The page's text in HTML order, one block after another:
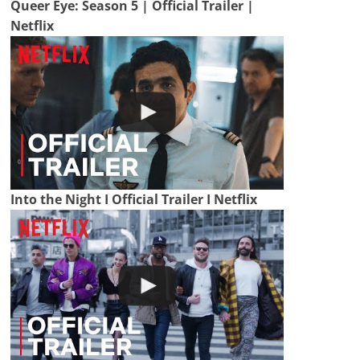
Queer Eye: Season 5 | Official Trailer |
Netflix
Into the Night I Official Trailer I Netflix